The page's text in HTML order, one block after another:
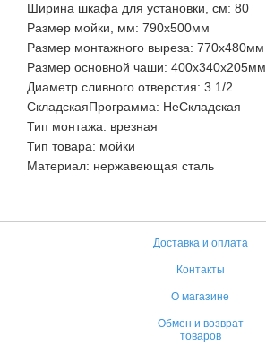
Ширина шкафа для установки, см: 80
Размер мойки, мм: 790x500мм
Размер монтажного выреза: 770x480мм
Размер основной чаши: 400x340x205мм
Диаметр сливного отверстия: 3 1/2
СкладскаяПрограмма: НеСкладская
Тип монтажа: врезная
Тип товара: мойки
Материал: нержавеющая сталь
Доставка и оплата
Контакты
О магазине
Обмен и возврат
товаров